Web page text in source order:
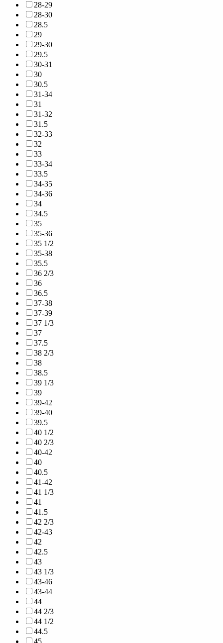
28-29
28-30
28.5
29
29-30
29.5
30-31
30
30.5
31-34
31
31-32
31.5
32-33
32
33
33-34
33.5
34-35
34-36
34
34.5
35
35-36
35 1/2
35-38
35.5
36 2/3
36
36.5
37-38
37-39
37 1/3
37
37.5
38 2/3
38
38.5
39 1/3
39
39-42
39-40
39.5
40 1/2
40 2/3
40-42
40
40.5
41-42
41 1/3
41
41.5
42 2/3
42-43
42
42.5
43
43 1/3
43-46
43-44
44
44 2/3
44 1/2
44.5